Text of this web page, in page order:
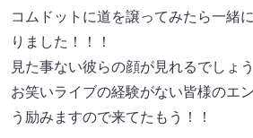
コムドットに道を譲ってみたら一緒
りました！！！
見た事ない彼らの顔が見れるでしょう
お笑いライブの経験がない皆様のエ
う励みますので来てたもう！！